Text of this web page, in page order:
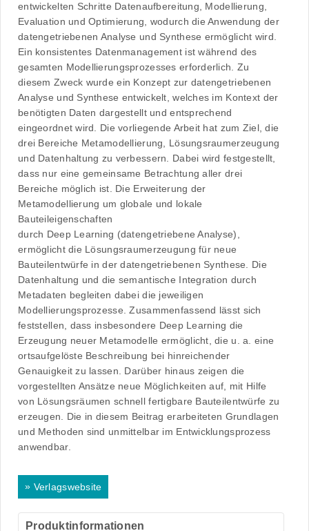
entwickelten Schritte Datenaufbereitung, Modellierung,
Evaluation und Optimierung, wodurch die Anwendung der
datengetriebenen Analyse und Synthese ermöglicht wird.
Ein konsistentes Datenmanagement ist während des
gesamten Modellierungsprozesses erforderlich. Zu
diesem Zweck wurde ein Konzept zur datengetriebenen
Analyse und Synthese entwickelt, welches im Kontext der
benötigten Daten dargestellt und entsprechend
eingeordnet wird. Die vorliegende Arbeit hat zum Ziel, die
drei Bereiche Metamodellierung, Lösungsraumerzeugung
und Datenhaltung zu verbessern. Dabei wird festgestellt,
dass nur eine gemeinsame Betrachtung aller drei
Bereiche möglich ist. Die Erweiterung der
Metamodellierung um globale und lokale
Bauteileigenschaften
durch Deep Learning (datengetriebene Analyse),
ermöglicht die Lösungsraumerzeugung für neue
Bauteilentwürfe in der datengetriebenen Synthese. Die
Datenhaltung und die semantische Integration durch
Metadaten begleiten dabei die jeweiligen
Modellierungsprozesse. Zusammenfassend lässt sich
feststellen, dass insbesondere Deep Learning die
Erzeugung neuer Metamodelle ermöglicht, die u. a. eine
ortsaufgelöste Beschreibung bei hinreichender
Genauigkeit zu lassen. Darüber hinaus zeigen die
vorgestellten Ansätze neue Möglichkeiten auf, mit Hilfe
von Lösungsräumen schnell fertigbare Bauteilentwürfe zu
erzeugen. Die in diesem Beitrag erarbeiteten Grundlagen
und Methoden sind unmittelbar im Entwicklungsprozess
anwendbar.
» Verlagswebsite
Produktinformationen